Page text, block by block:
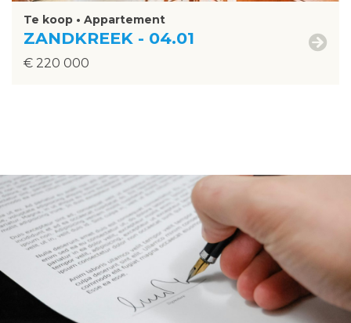
Te koop • Appartement
ZANDKREEK - 04.01
€ 220 000